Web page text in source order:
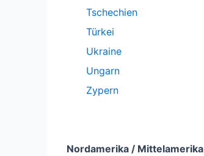
Tschechien
Türkei
Ukraine
Ungarn
Zypern
Nordamerika / Mittelamerika